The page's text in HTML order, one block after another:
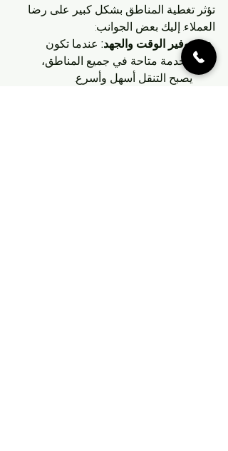
تؤثر تغطية المناطق بشكل كبير على رضا
العملاء. إليك بعض الجوانب:
توفير الوقت والجهد: عندما تكون
الخدمة متاحة في جميع المناطق،
يصبح التنقل أسهل وأسرع.